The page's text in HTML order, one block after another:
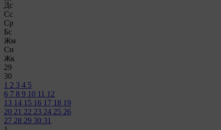
Дс
Сс
Ср
Бс
Жм
Сн
Жк
29
30
1 2 3 4 5
6 7 8 9 10 11 12
13 14 15 16 17 18 19
20 21 22 23 24 25 26
27 28 29 30 31